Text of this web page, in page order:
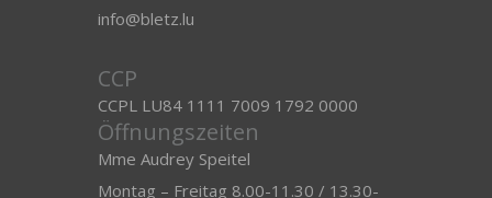
info@bletz.lu
CCP
CCPL LU84 1111 7009 1792 0000
Öffnungszeiten
Mme Audrey Speitel
Montag – Freitag 8.00-11.30 / 13.30-